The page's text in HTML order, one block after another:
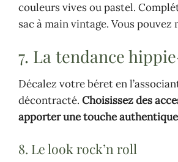
couleurs vives ou pastel.
sac à main vintage. Vous
7. La tendance
Décalez votre béret en
décontracté. Choisissez des
apporter une touche
8. Le look rock’n roll